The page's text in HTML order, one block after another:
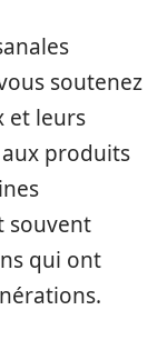
soutenez
et leurs
produits
souvent
qui ont